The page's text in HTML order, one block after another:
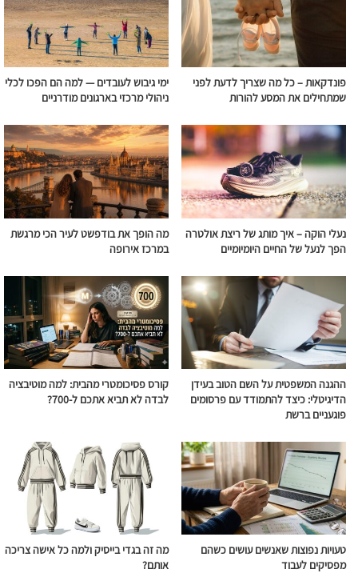
פונדקאות – כל מה שצריך לדעת לפני
שמתחילים את המסע להורות
ימי גיבוש לעובדים — למה הם הפכו לכלי
ניהולי מרכזי בארגונים מודרניים
נעלי הוקה – איך מותג של ריצת אולטרה
הפך לנעל של החיים היומיומיים
מה הופך את בודפשט לעיר הכי מרגשת
במרכז אירופה
ההגנה המשפטית על השם הטוב בעידן
הדיגיטלי: כיצד להתמודד עם פרסומים
פוגעניים ברשת
קורס פסיכומטרי מהבית: למה מוטיבציה
לבדה לא תביא אתכם ל-700?
טעויות נפוצות שאנשים עושים כשהם
מפסיקים לעבוד
מה זה בגדי בייסיק ולמה כל אישה צריכה
אותם?